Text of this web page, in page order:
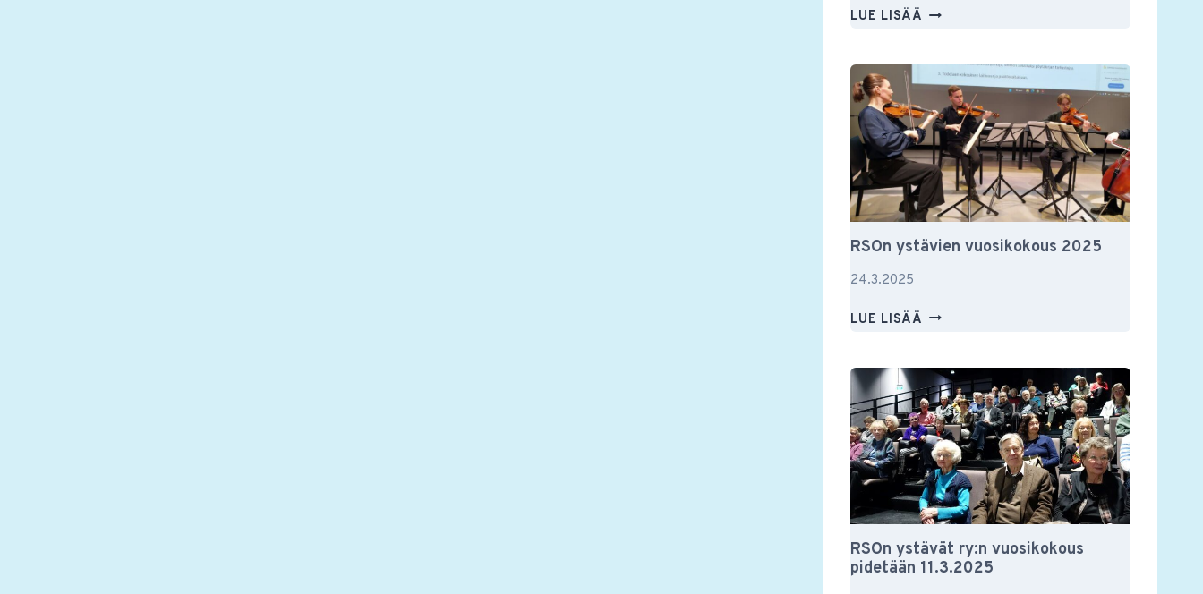
LUE LISÄÄ RSON
TAPAHTUI
RSOn ystävien vuosikokous 2025
24.3.2025
LUE LISÄÄ RSON
2025
RSOn ystävät ry:n vuosikokous
pidetään 11.3.2025